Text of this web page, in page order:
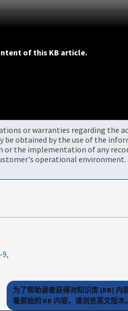
of this KB article.
or warranties regarding the
be obtained by the use of the
the implementation of any
operational
为了帮助读者获得对知识库 (KB) 内
看原始的 KB 内容，请浏览英文版